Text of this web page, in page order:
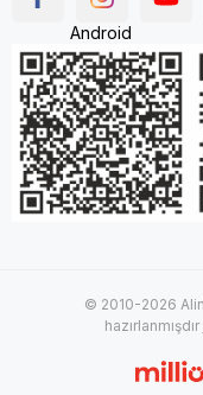
Android
© 2010-2026
hazırlanmışdır